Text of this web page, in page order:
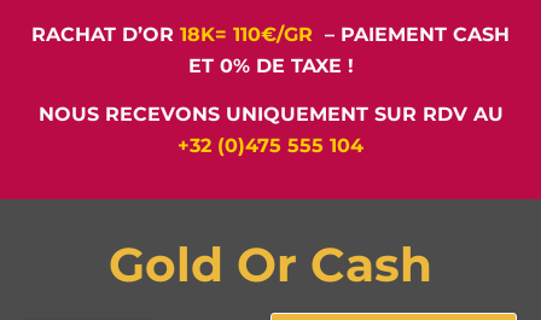
RACHAT D’OR 18K= 110€/GR – PAIEMENT CASH
ET 0% DE TAXE !
NOUS RECEVONS UNIQUEMENT SUR RDV AU
+32 (0)475 555 104
Gold Or Cash